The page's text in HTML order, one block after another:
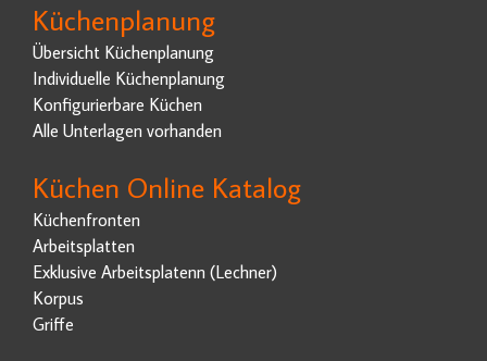
Küchenplanung
Übersicht Küchenplanung
Individuelle Küchenplanung
Konfigurierbare Küchen
Alle Unterlagen vorhanden
Küchen Online Katalog
Küchenfronten
Arbeitsplatten
Exklusive Arbeitsplatenn (Lechner)
Korpus
Griffe